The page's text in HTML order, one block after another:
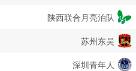
陕西联合月亮泊队
苏州东吴
深圳青年人